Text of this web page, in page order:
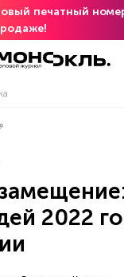
печатный
2022